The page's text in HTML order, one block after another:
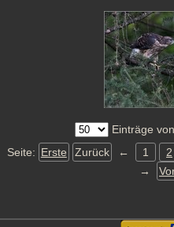
Einträge
Seite: Erste Zurück ← 1 2
→